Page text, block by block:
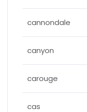
cannondale
canyon
carouge
cas